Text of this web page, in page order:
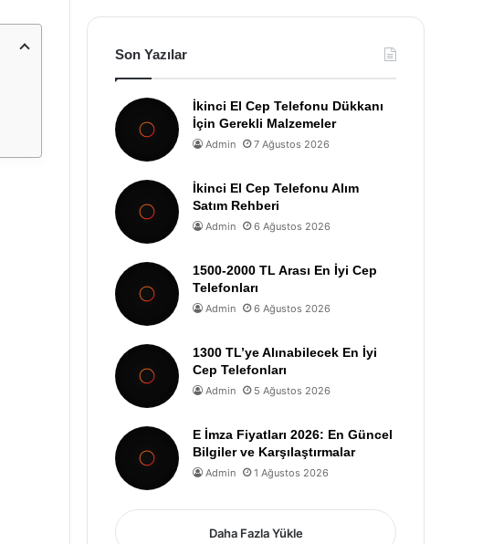
Son Yazılar
İkinci El Cep Telefonu Dükkanı
İçin Gerekli Malzemeler
Admin 7 Ağustos 2026
İkinci El Cep Telefonu Alım
Satım Rehberi
Admin 6 Ağustos 2026
1500-2000 TL Arası En İyi Cep
Telefonları
Admin 6 Ağustos 2026
1300 TL’ye Alınabilecek En İyi
Cep Telefonları
Admin 5 Ağustos 2026
E İmza Fiyatları 2026: En Güncel
Bilgiler ve Karşılaştırmalar
Admin 1 Ağustos 2026
Daha Fazla Yükle